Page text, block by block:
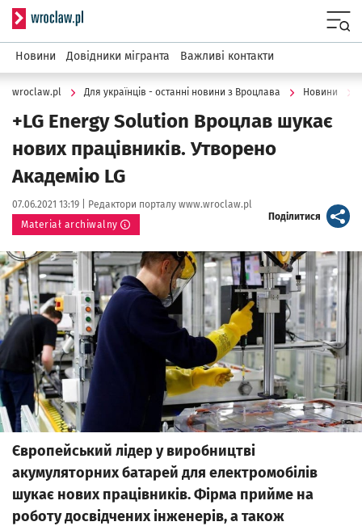
Serwis informacyjny wroclaw.pl
Новини Довідники мігранта Важливі контакти
wroclaw.pl Для українців - останні новини з Вроцлава Новини
+LG Energy Solution Вроцлав шукає
нових працівників. Утворено
Академію LG
Data publikacji:
07.06.2021 13:19 | Autor:
Редактори порталу www.wroclaw.pl
Materiał archiwalny
Поділитися artykuł
Kliknij, aby powiększyć
Європейський лідер у виробництві
акумуляторних батарей для електромобілів
шукає нових працівників. Фірма прийме на
роботу досвідчених інженерів, а також